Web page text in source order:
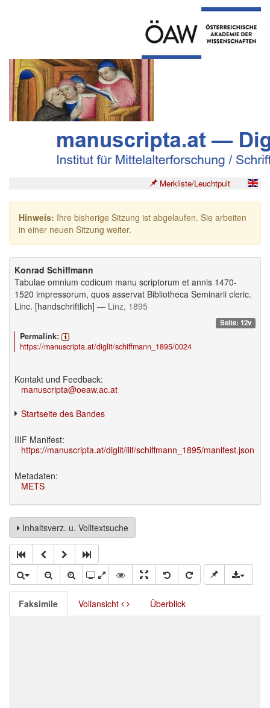
Merkliste/Leuchtpult
Hinweis: Ihre bisherige Sitzung ist abgelaufen. Sie arbeiten
in einer neuen Sitzung weiter.
Konrad Schiffmann
Tabulae omnium codicum manu scriptorum et annis 1470-
1520 impressorum, quos asservat Bibliotheca Seminarii cleric.
Linc. [handschriftlich] — Linz, 1895
Seite: 12v
Permalink:
https://manuscripta.at/diglit/schiffmann_1895/0024
Kontakt und Feedback:
manuscripta@oeaw.ac.at
Startseite des Bandes
IIIF Manifest:
https://manuscripta.at/diglit/iiif/schiffmann_1895/manifest.json
Metadaten:
METS
Inhaltsverz. u. Volltextsuche
Faksimile Vollansicht Überblick